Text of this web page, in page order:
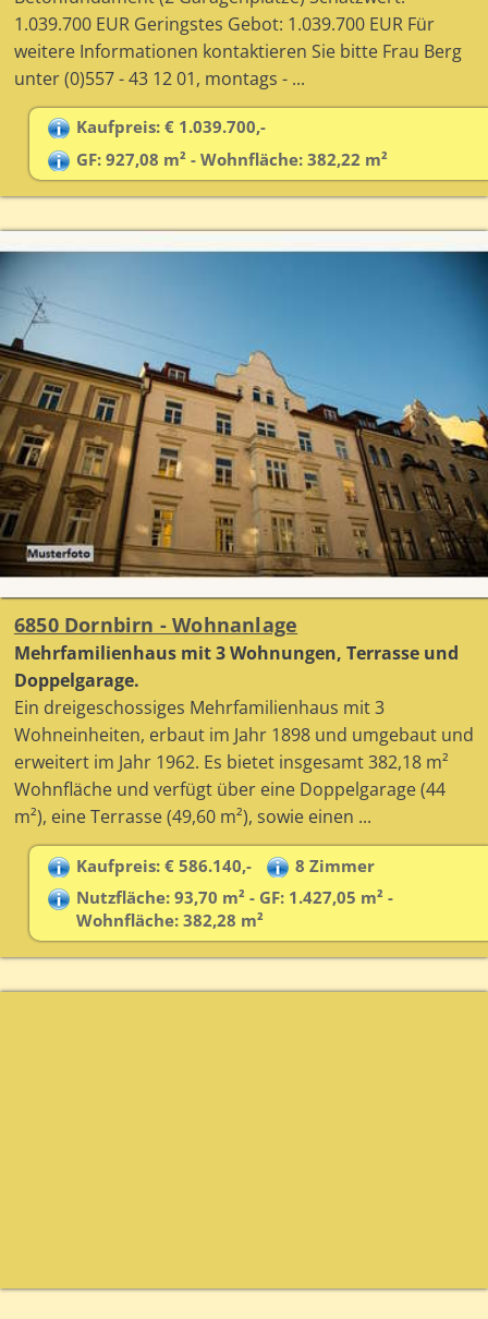
1.039.700 EUR Geringstes Gebot: 1.039.700 EUR Für
weitere Informationen kontaktieren Sie bitte Frau Berg
unter (0)557 - 43 12 01, montags - ...
Kaufpreis: € 1.039.700,-
GF: 927,08 m² - Wohnfläche: 382,22 m²
6850 Dornbirn - Wohnanlage
Mehrfamilienhaus mit 3 Wohnungen, Terrasse und
Doppelgarage.
Ein dreigeschossiges Mehrfamilienhaus mit 3
Wohneinheiten, erbaut im Jahr 1898 und umgebaut und
erweitert im Jahr 1962. Es bietet insgesamt 382,18 m²
Wohnfläche und verfügt über eine Doppelgarage (44
m²), eine Terrasse (49,60 m²), sowie einen ...
Kaufpreis: € 586.140,-
8 Zimmer
Nutzfläche: 93,70 m² - GF: 1.427,05 m² -
Wohnfläche: 382,28 m²